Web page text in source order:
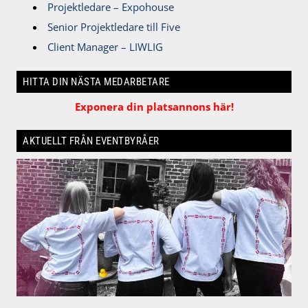
Projektledare – Expohouse
Senior Projektledare till Five
Client Manager – LIWLIG
HITTA DIN NÄSTA MEDARBETARE
Exponera din platsannons här!
AKTUELLT FRÅN EVENTBYRÅER